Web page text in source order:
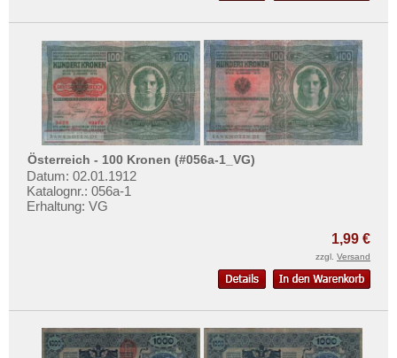
Österreich - 100 Kronen (#056a-1_VG)
Datum: 02.01.1912
Katalognr.: 056a-1
Erhaltung: VG
1,99 €
zzgl. Versand